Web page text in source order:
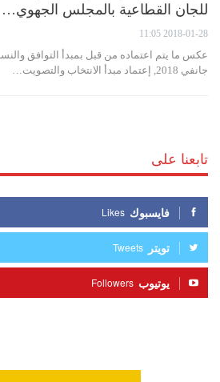
للجان القطاعية بالمجلس الجهوي…
2018-01-28 11:05
جانفي 2018, إعتماد مبدأ الانتخاب والتصويت…
تابعنا على
فايسبوك Likes
تويتر Tweets
يوتيوب Followers